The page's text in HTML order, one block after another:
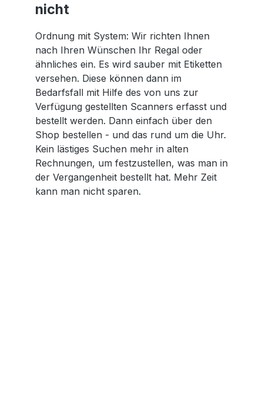
nicht
Ordnung mit System: Wir richten Ihnen
nach Ihren Wünschen Ihr Regal oder
ähnliches ein. Es wird sauber mit Etiketten
versehen. Diese können dann im
Bedarfsfall mit Hilfe des von uns zur
Verfügung gestellten Scanners erfasst und
bestellt werden. Dann einfach über den
Shop bestellen - und das rund um die Uhr.
Kein lästiges Suchen mehr in alten
Rechnungen, um festzustellen, was man in
der Vergangenheit bestellt hat. Mehr Zeit
kann man nicht sparen.